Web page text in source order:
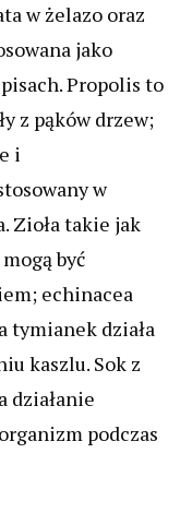
w żelazo oraz
jako
Propolis to
z pąków drzew;
i
w
Zioła takie jak
być
echinacea
tymianek działa
kaszlu. Sok z
działanie
podczas